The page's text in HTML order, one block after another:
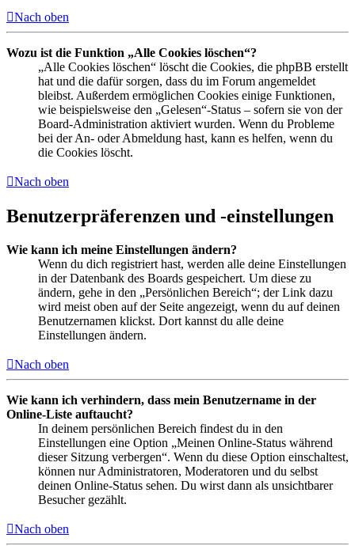
Nach oben
Wozu ist die Funktion „Alle Cookies löschen“?
„Alle Cookies löschen“ löscht die Cookies, die phpBB erstellt
hat und die dafür sorgen, dass du im Forum angemeldet
bleibst. Außerdem ermöglichen Cookies einige Funktionen,
wie beispielsweise den „Gelesen“-Status – sofern sie von der
Board-Administration aktiviert wurden. Wenn du Probleme
bei der An- oder Abmeldung hast, kann es helfen, wenn du
die Cookies löscht.
Nach oben
Benutzerpräferenzen und -einstellungen
Wie kann ich meine Einstellungen ändern?
Wenn du dich registriert hast, werden alle deine Einstellungen
in der Datenbank des Boards gespeichert. Um diese zu
ändern, gehe in den „Persönlichen Bereich“; der Link dazu
wird meist oben auf der Seite angezeigt, wenn du auf deinen
Benutzernamen klickst. Dort kannst du alle deine
Einstellungen ändern.
Nach oben
Wie kann ich verhindern, dass mein Benutzername in der
Online-Liste auftaucht?
In deinem persönlichen Bereich findest du in den
Einstellungen eine Option „Meinen Online-Status während
dieser Sitzung verbergen“. Wenn du diese Option einschaltest,
können nur Administratoren, Moderatoren und du selbst
deinen Online-Status sehen. Du wirst dann als unsichtbarer
Besucher gezählt.
Nach oben